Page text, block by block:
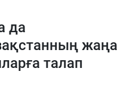
да
жаңа
талап